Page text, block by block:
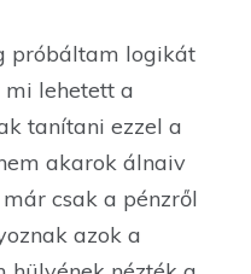
próbáltam logikát
mi lehetett a
tanítani ezzel a
akarok álnaiv
csak a pénzről
azok a